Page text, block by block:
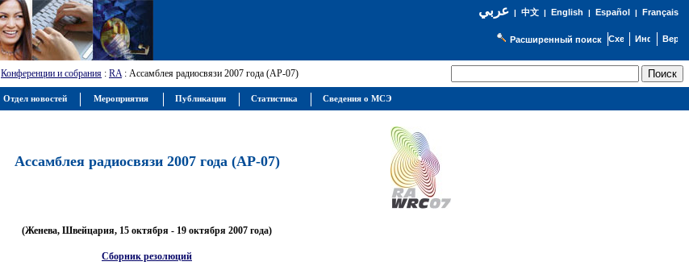
عربي| 中文| English | Español | Français
Расширенный поиск
Конференции и собрания : RA: Ассамблея радиосвязи 2007 года (АР-07)
Ассамблея радиосвязи 2007 года (АР-07)
(Женева, Швейцария, 15 октября - 19 октября 2007 года)
Сборник резолюций
Отдел новостей Мероприятия Публикации Статистика Сведения о МСЭ